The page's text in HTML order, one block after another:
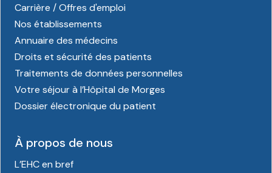
Carrière / Offres d'emploi
Nos établissements
Annuaire des médecins
Droits et sécurité des patients
Traitements de données personnelles
Votre séjour à l’Hôpital de Morges
Dossier électronique du patient
À propos de nous
L’EHC en bref